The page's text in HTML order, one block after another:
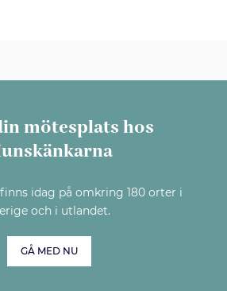
mötesplats hos
idag på omkring 180 orter i
och i utlandet.
GÅ MED NU